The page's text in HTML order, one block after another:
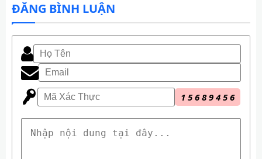
ĐĂNG BÌNH LUẬN
1 5 6 8 9 4 5 6